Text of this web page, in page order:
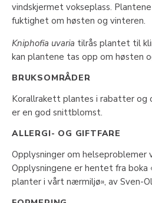
vindskjermet vokseplass.
fuktighet om høsten og vinteren.
Kniphofia uvaria tilrås plantet til
kan plantene tas opp om høsten
BRUKSOMRÅDER
Korallrakett plantes i rabatter og
er en god snittblomst.
ALLERGI- OG GIFTFARE
Opplysninger om helseproblemer
Opplysningene er hentet fra boka
planter i vårt nærmiljø», av Sven-